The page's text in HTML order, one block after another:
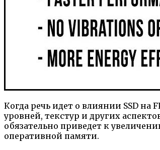
Когда речь идет о влиянии SSD на
уровней, текстур и других
обязательно приведет к
оперативной памяти.